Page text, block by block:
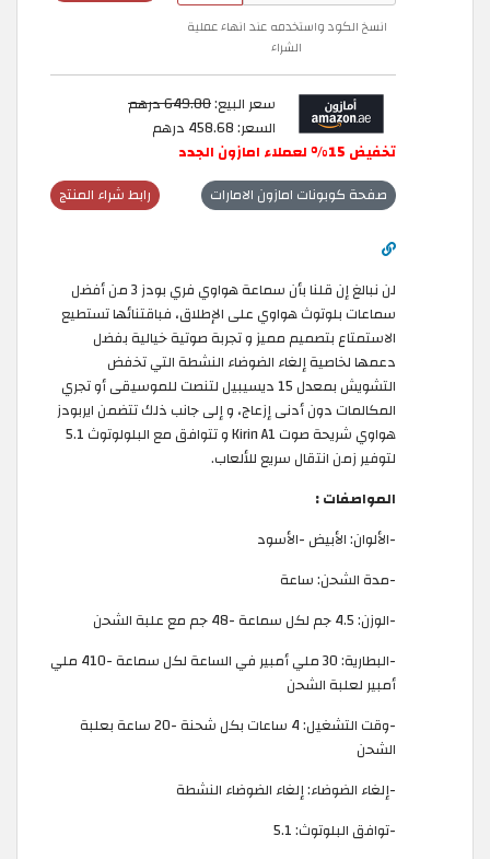
انسخ الكود واستخدمه عند انهاء عملية
الشراء
سعر البيع:649.00 درهم
السعر: 458.68 درهم
تخفيض 15% لعملاء امازون الجدد
رابط شراء المنتج صفحة كوبونات امازون الامارات
لن نبالغ إن قلنا بأن سماعة هواوي فري بودز 3 من أفضل
سماعات بلوتوث هواوي على الإطلاق، فباقتنائها تستطيع
الاستمتاع بتصميم مميز و تجربة صوتية خيالية بفضل
دعمها لخاصية إلغاء الضوضاء النشطة التي تخفض
التشويش بمعدل 15 ديسيبيل لتنصت للموسيقى أو تجري
المكالمات دون أدنى إزعاج، و إلى جانب ذلك تتضمن ايربودز
هواوي شريحة صوت Kirin A1 و تتوافق مع البلولوتوث 5.1
لتوفير زمن انتقال سريع للألعاب.
المواصفات :
-الألوان: الأبيض -الأسود
-مدة الشحن: ساعة
-الوزن: 4.5 جم لكل سماعة -48 جم مع علبة الشحن
-البطارية: 30 ملي أمبير في الساعة لكل سماعة -410 ملي
أمبير لعلبة الشحن
-وقت التشغيل: 4 ساعات بكل شحنة -20 ساعة بعلبة
الشحن
-إلغاء الضوضاء: إلغاء الضوضاء النشطة
-توافق البلوتوث: 5.1